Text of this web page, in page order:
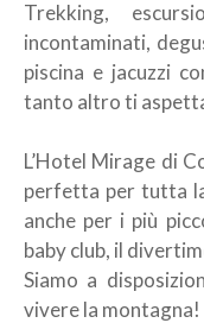
Trekking,
incontaminati,
piscina e jacuzzi
tanto altro ti
L’Hotel Mirage di
perfetta per tutta
anche per i più
baby club, il
Siamo a
vivere la montagna!